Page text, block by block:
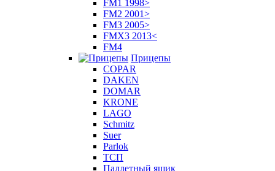
FM1 1998>
FM2 2001>
FM3 2005>
FMX3 2013<
FM4
Прицепы
COPAR
DAKEN
DOMAR
KRONE
LAGO
Schmitz
Suer
Parlok
ТСП
Паллетный ящик